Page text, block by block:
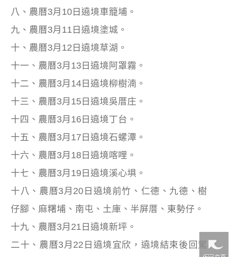
八、農曆3月10日遶境車籠埔。
九、農曆3月11日遶境塗城。
十、農曆3月12日遶境草湖。
十一、農曆3月13日遶境阿罩霧。
十二、農曆3月14日遶境柳樹湳。
十三、農曆3月15日遶境吳厝庄。
十四、農曆3月16日遶境丁台。
十五、農曆3月17日遶境石螺潭。
十六、農曆3月18日遶境喀哩。
十七、農曆3月19日遶境溪心埧。
十八、農曆3月20日遶境前竹、仁德、九德、樹
仔腳、麻糬埔、南屯、土庫、半屏厝、東勢仔。
十九、農曆3月21日遶境新坪。
二十、農曆3月22日遶境宜欣，遶境結束後回駕